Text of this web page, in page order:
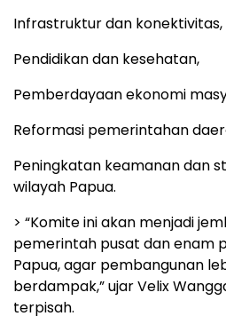
Infrastruktur dan konektivitas,
Pendidikan dan kesehatan,
Pemberdayaan ekonomi
Reformasi pemerintahan
Peningkatan keamanan dan
wilayah Papua.
> “Komite ini akan menjadi
pemerintah pusat dan enam
Papua, agar pembangunan
berdampak,” ujar Velix
terpisah.